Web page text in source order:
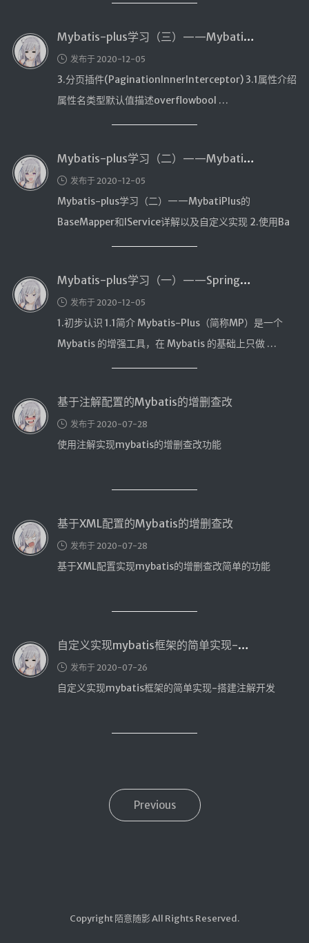
Mybatis-plus学习（三）——MybatiPlus的分页插件PaginationInnerInterceptor详解以及测试
发布于 2020-12-05
3.分页插件(PaginationInnerInterceptor) 3.1属性介绍
属性名类型默认值描述overflowbool …
Mybatis-plus学习（二）——MybatiPlus的BaseMapper和IService详解以及自定义实现
发布于 2020-12-05
Mybatis-plus学习（二）——MybatiPlus的
BaseMapper和IService详解以及自定义实现 2.使用Ba
Mybatis-plus学习（一）——Springboot整合MybatiPlus
发布于 2020-12-05
1.初步认识 1.1简介 Mybatis-Plus（简称MP）是一个
Mybatis 的增强工具，在 Mybatis 的基础上只做 …
基于注解配置的Mybatis的增删查改
发布于 2020-07-28
使用注解实现mybatis的增删查改功能
基于XML配置的Mybatis的增删查改
发布于 2020-07-28
基于XML配置实现mybatis的增删查改简单的功能
自定义实现mybatis框架的简单实现-搭建注解开发
发布于 2020-07-26
自定义实现mybatis框架的简单实现-搭建注解开发
Previous
Copyright 陌意随影 All Rights Reserved.